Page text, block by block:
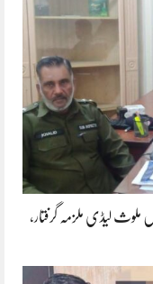
ملوث لیڈی ملزمہ گرفتار،